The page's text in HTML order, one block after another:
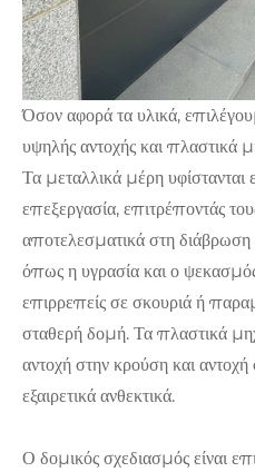
Όσον αφορά τα υλικά,
υψηλής αντοχής και πλαστικά
Τα μεταλλικά μέρη υφίστανται
επεξεργασία, επιτρέποντάς
αποτελεσματικά στη
όπως η υγρασία και ο ψεκασμός
επιρρεπείς σε σκουριά ή
σταθερή δομή. Τα πλαστικά
αντοχή στην κρούση και
εξαιρετικά ανθεκτικά.
Ο δομικός σχεδιασμός είναι